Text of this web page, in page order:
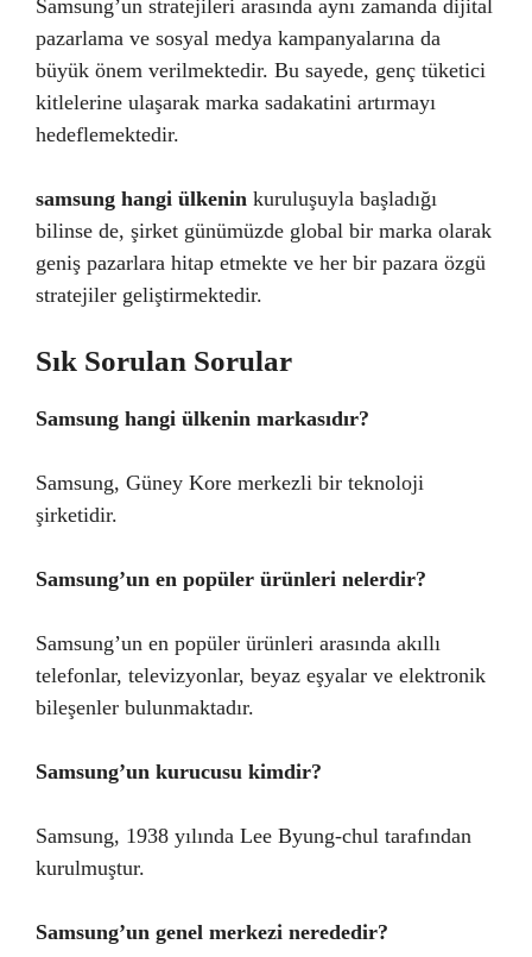
Samsung’un stratejileri arasında aynı zamanda dijital
pazarlama ve sosyal medya kampanyalarına da
büyük önem verilmektedir. Bu sayede, genç tüketici
kitlelerine ulaşarak marka sadakatini artırmayı
hedeflemektedir.
samsung hangi ülkenin kuruluşuyla başladığı
bilinse de, şirket günümüzde global bir marka olarak
geniş pazarlara hitap etmekte ve her bir pazara özgü
stratejiler geliştirmektedir.
Sık Sorulan Sorular
Samsung hangi ülkenin markasıdır?
Samsung, Güney Kore merkezli bir teknoloji
şirketidir.
Samsung’un en popüler ürünleri nelerdir?
Samsung’un en popüler ürünleri arasında akıllı
telefonlar, televizyonlar, beyaz eşyalar ve elektronik
bileşenler bulunmaktadır.
Samsung’un kurucusu kimdir?
Samsung, 1938 yılında Lee Byung-chul tarafından
kurulmuştur.
Samsung’un genel merkezi nerededir?